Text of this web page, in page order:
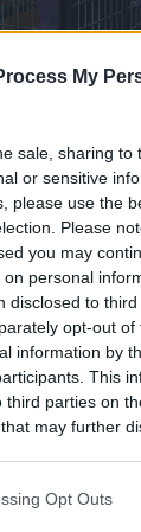
My
sale, sharing to
or sensitive
please use the
Please
you may
personal
disclosed to
opt-out of
information by
This
third parties on
that may further
Opt Outs